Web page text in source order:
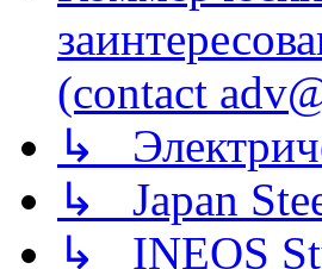
(contact
↳
↳ Japan
↳ INEOS